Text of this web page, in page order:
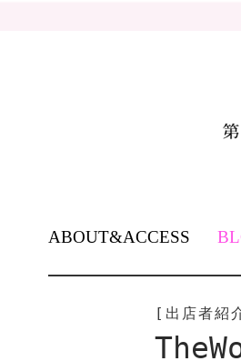
TO
CONTENT
ABOUT&ACCESS
[出店者紹